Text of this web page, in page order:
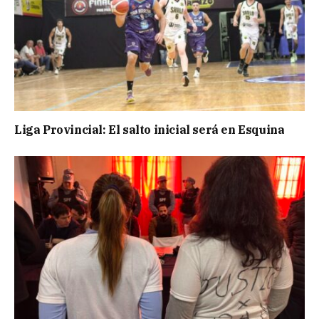
Liga Provincial: El salto inicial será en Esquina